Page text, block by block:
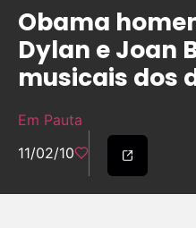
Obama
Dylan e Joan
musicais dos
Em Pauta
11/02/10